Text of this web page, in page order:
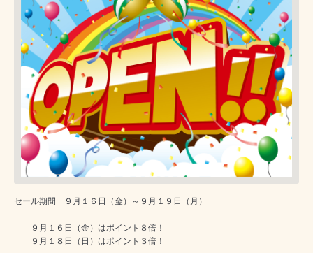
セール期間 ９月１６日（金）～９月１９日（月）
９月１６日（金）はポイント８倍！
９月１８日（日）はポイント３倍！